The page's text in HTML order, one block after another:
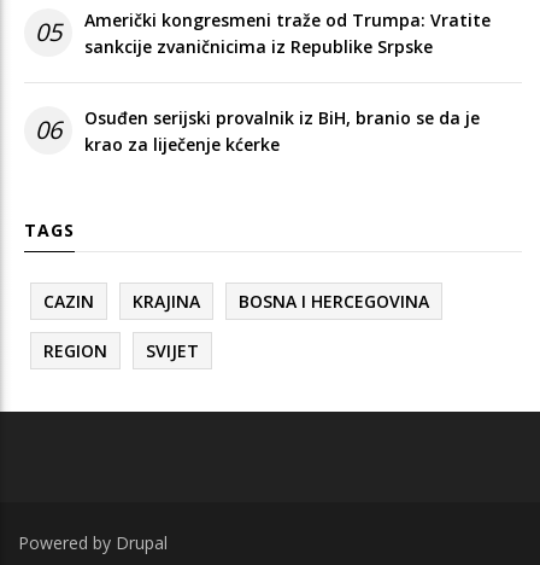
05
Američki kongresmeni traže od Trumpa: Vratite
sankcije zvaničnicima iz Republike Srpske
06
Osuđen serijski provalnik iz BiH, branio se da je
krao za liječenje kćerke
TAGS
CAZIN KRAJINA BOSNA I HERCEGOVINA
REGION SVIJET
Powered by Drupal